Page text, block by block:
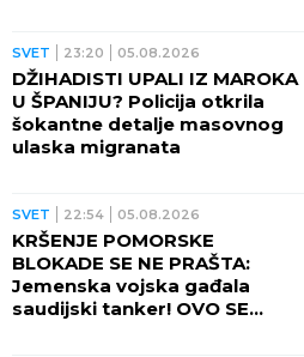
SVET 23:20 05.08.2026
DŽIHADISTI UPALI IZ MAROKA
U ŠPANIJU? Policija otkrila
šokantne detalje masovnog
ulaska migranata
SVET 22:54 05.08.2026
KRŠENJE POMORSKE
BLOKADE SE NE PRAŠTA:
Jemenska vojska gađala
saudijski tanker! OVO SE